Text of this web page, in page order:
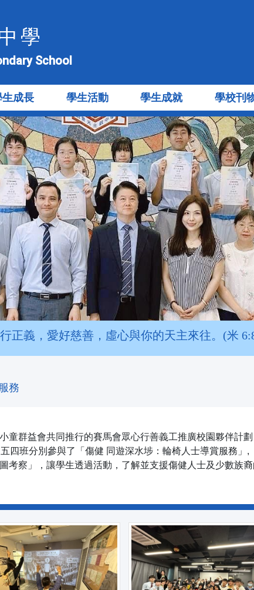
學
School
生成長 學生活動 學生成就 學校刊
正義，愛好慈善，虛心與你的天主來往。(米
務
童群益會共同推行的賽馬會眾心行善義工推廣校園夥伴計
四班分別參與了「傷健 同遊深水埗：輪椅人士導賞服務」
考察」，讓學生透過活動，了解並支援傷健人士及少數族